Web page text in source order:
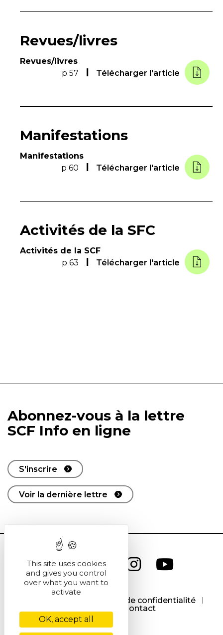
Revues/livres
Revues/livres
p 57
Télécharger l'article
Manifestations
Manifestations
p 60
Télécharger l'article
Activités de la SFC
Activités de la SCF
p 63
Télécharger l'article
Abonnez-vous à la lettre
SCF Info en ligne
S'inscrire
Voir la dernière lettre
Politique de confidentialité
Contact
This site uses cookies
and gives you control
over what you want to
activate
OK, accept all